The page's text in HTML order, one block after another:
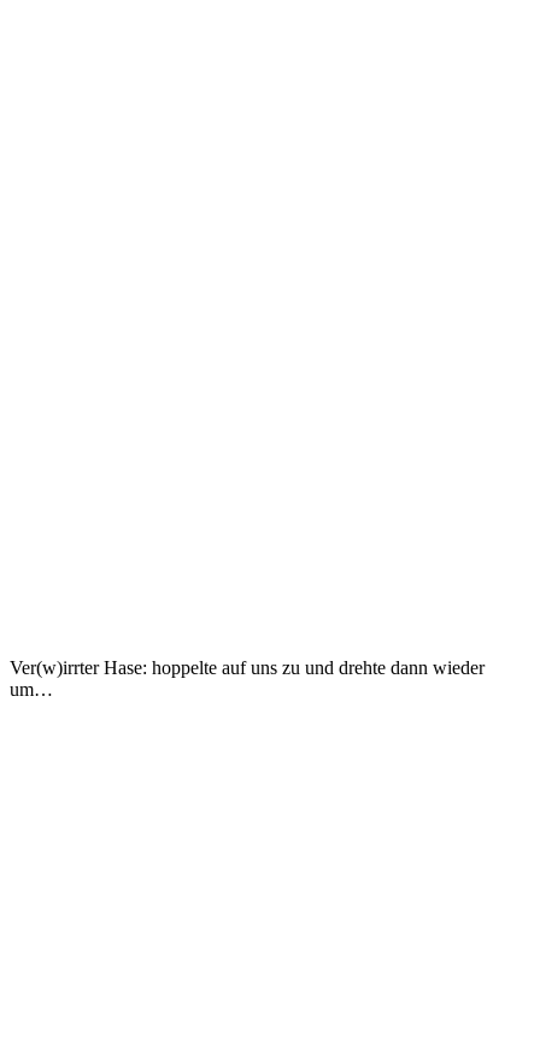
Ver(w)irrter Hase: hoppelte auf uns zu und drehte dann wieder
um…